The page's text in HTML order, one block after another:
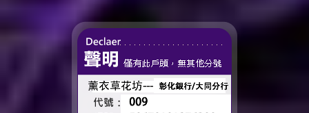
進的人。 那些一起走過的
時間、一起熬過的日常，到
——有一個人，一直都...